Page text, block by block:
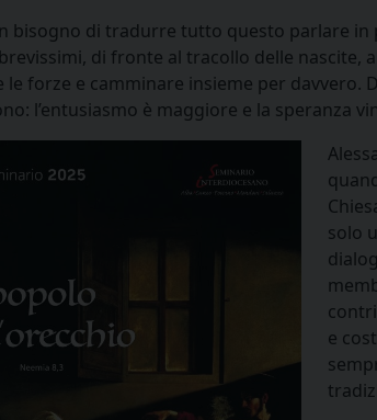
bisogno di tradurre tutto questo parlare
di fronte al tracollo delle nascite,
le forze e camminare insieme per davvero.
l’entusiasmo è maggiore e la speranza
solo
e